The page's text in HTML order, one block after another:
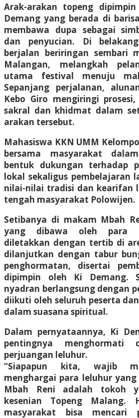
Arak-arakan topeng
Demang yang berada di
membawa dupa sebagai
dan penyucian. Di
berjalan beriringan sembari
Malangan, melangkah
utama festival menuju
Sepanjang perjalanan,
Kebo Giro mengiringi
sakral dan khidmat dalam
arakan tersebut.
Mahasiswa KKN UMM
bersama masyarakat
bentuk dukungan terhadap
lokal sekaligus pembelajaran
nilai-nilai tradisi dan kearifan
tengah masyarakat Polowijen.
Setibanya di makam Mbah
yang dibawa oleh para
diletakkan dengan tertib di
dilanjutkan dengan tabur
penghormatan, disertai
dipimpin oleh Ki Demang.
nyadran berlangsung dengan
diikuti oleh seluruh peserta
dalam suasana spiritual.
Dalam pernyataannya, Ki
pentingnya menghormati
perjuangan leluhur.
“Siapapun kita, wajib
menghargai para leluhur
Mbah Reni adalah tokoh
kesenian Topeng Malang.
masyarakat bisa mencari